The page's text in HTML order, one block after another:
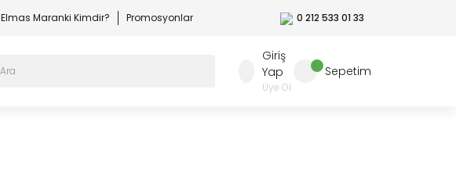
Elmas Maranki Kimdir? Promosyonlar 0 212 533 01 33
Giriş
Yap
Üye Ol
Sepetim